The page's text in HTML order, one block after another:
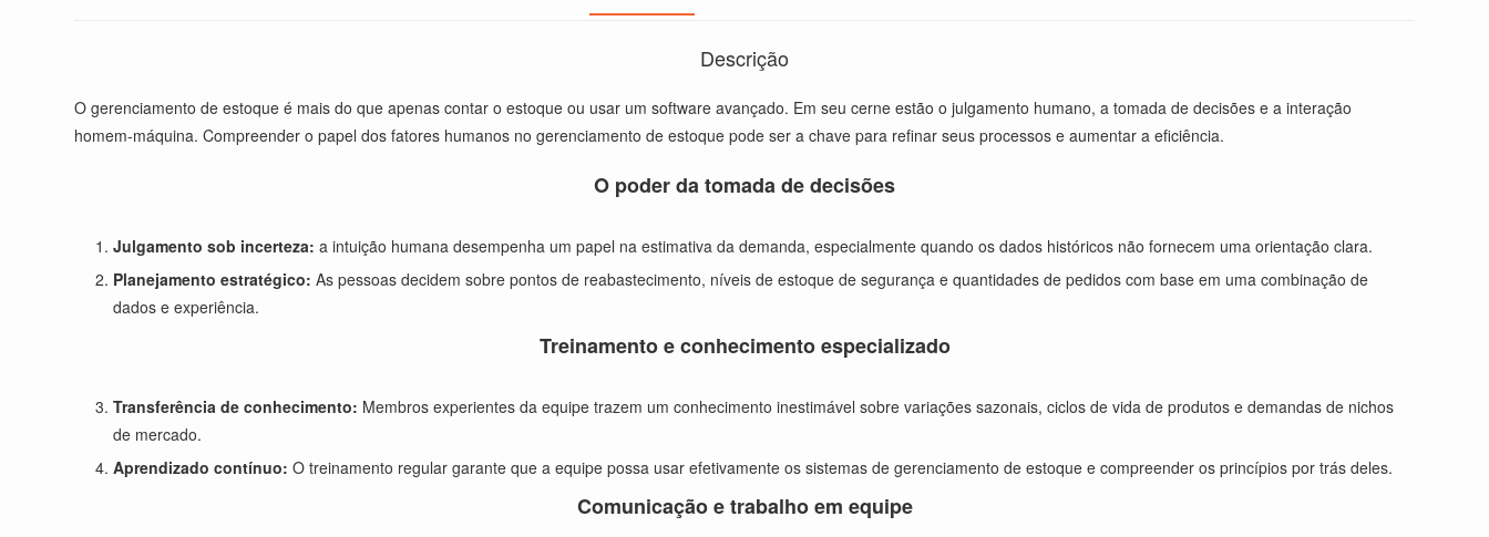
Descrição
O gerenciamento de estoque é mais do que apenas contar o estoque ou usar um software avançado. Em seu cerne estão o julgamento humano, a tomada de decisões e a interação
homem-máquina. Compreender o papel dos fatores humanos no gerenciamento de estoque pode ser a chave para refinar seus processos e aumentar a eficiência.
O poder da tomada de decisões
Julgamento sob incerteza: a intuição humana desempenha um papel na estimativa da demanda, especialmente quando os dados históricos não fornecem uma orientação clara.
Planejamento estratégico: As pessoas decidem sobre pontos de reabastecimento, níveis de estoque de segurança e quantidades de pedidos com base em uma combinação de
dados e experiência.
Treinamento e conhecimento especializado
Transferência de conhecimento: Membros experientes da equipe trazem um conhecimento inestimável sobre variações sazonais, ciclos de vida de produtos e demandas de nichos
de mercado.
Aprendizado contínuo: O treinamento regular garante que a equipe possa usar efetivamente os sistemas de gerenciamento de estoque e compreender os princípios por trás deles.
Comunicação e trabalho em equipe